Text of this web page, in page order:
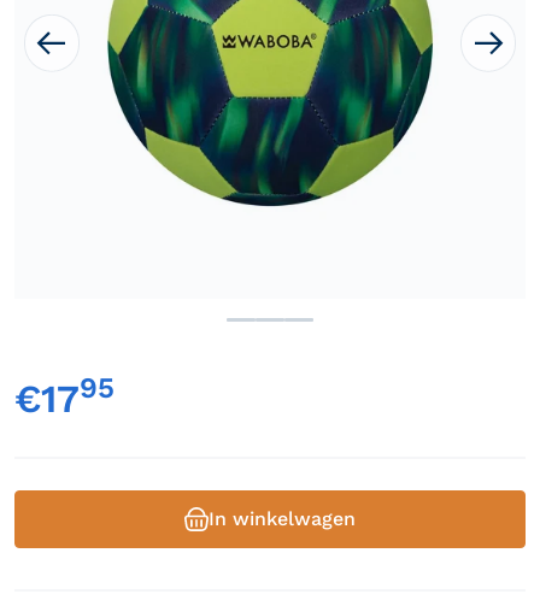
1 van media openen in
€17,
95
In winkelwagen